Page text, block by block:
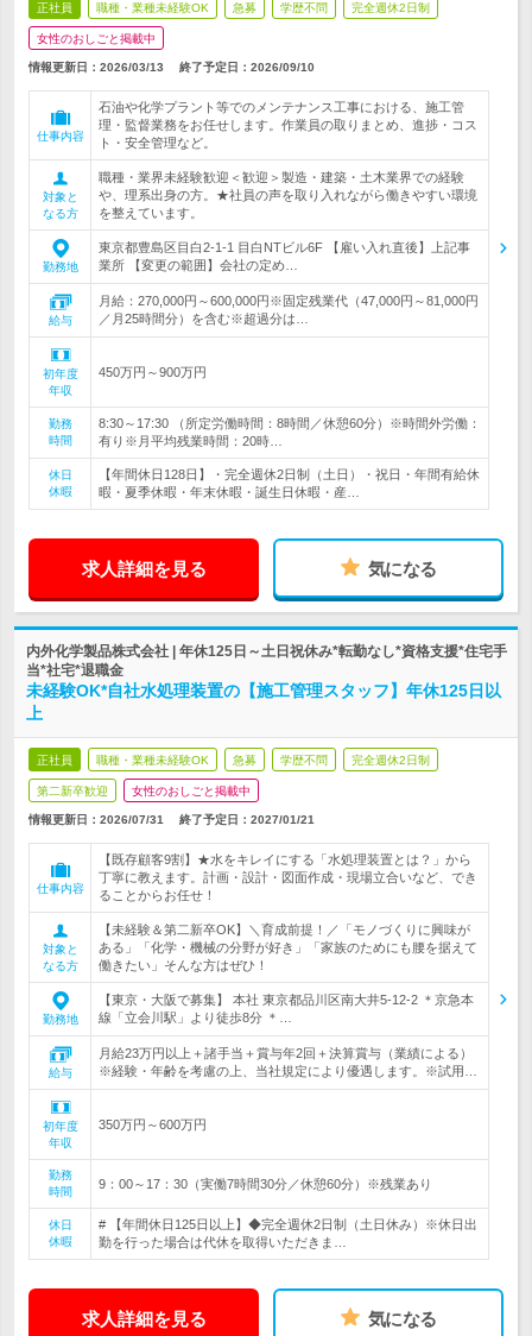
正社員 職種・業種未経験OK 急募 学歴不問 完全週休2日制
女性のおしごと掲載中
情報更新日：2026/03/13 終了予定日： 2026/09/10
仕事内容
石油や化学プラント等でのメンテナンス工事における、施工管
理・監督業務をお任せします。作業員の取りまとめ、進捗・コス
ト・安全管理など。
対象と
なる方
職種・業界未経験歓迎＜歓迎＞製造・建築・土木業界での経験
や、理系出身の方。★社員の声を取り入れながら働きやすい環境
を整えています。
勤務地
東京都豊島区目白2-1-1 目白NTビル6F 【雇い入れ直後】上記事
業所 【変更の範囲】会社の定め…
給与
月給：270,000円～600,000円※固定残業代（47,000円～81,000円
／月25時間分）を含む※超過分は…
初年度
年収
450万円～900万円
勤務
時間
8:30～17:30 （所定労働時間：8時間／休憩60分）※時間外労働：
有り※月平均残業時間：20時…
休日
休暇
【年間休日128日】・完全週休2日制（土日）・祝日・年間有給休
暇・夏季休暇・年末休暇・誕生日休暇・産…
求人詳細を見る 気になる
内外化学製品株式会社 | 年休125日～土日祝休み*転勤なし*資格支援*住宅手
当*社宅*退職金
未経験OK*自社水処理装置の【施工管理スタッフ】年休125日以
上
正社員 職種・業種未経験OK 急募 学歴不問 完全週休2日制
第二新卒歓迎 女性のおしごと掲載中
情報更新日：2026/07/31 終了予定日： 2027/01/21
仕事内容
【既存顧客9割】★水をキレイにする「水処理装置とは？」から
丁寧に教えます。計画・設計・図面作成・現場立合いなど、でき
ることからお任せ！
対象と
なる方
【未経験＆第二新卒OK】＼育成前提！／「モノづくりに興味が
ある」「化学・機械の分野が好き」「家族のためにも腰を据えて
働きたい」そんな方はぜひ！
勤務地
【東京・大阪で募集】 本社 東京都品川区南大井5-12-2 ＊京急本
線「立会川駅」より徒歩8分 ＊…
給与
月給23万円以上＋諸手当＋賞与年2回＋決算賞与（業績による）
※経験・年齢を考慮の上、当社規定により優遇します。※試用…
初年度
年収
350万円～600万円
勤務
時間
9：00～17：30（実働7時間30分／休憩60分）※残業あり
休日
休暇
# 【年間休日125日以上】◆完全週休2日制（土日休み）※休日出
勤を行った場合は代休を取得いただきま…
求人詳細を見る 気になる